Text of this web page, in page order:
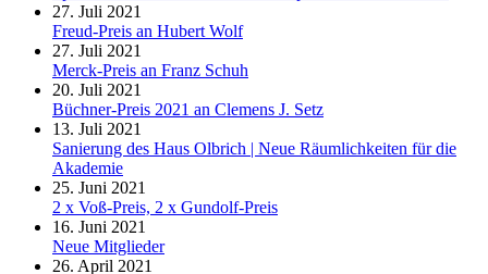
27. Juli 2021
Freud-Preis an Hubert Wolf
27. Juli 2021
Merck-Preis an Franz Schuh
20. Juli 2021
Büchner-Preis 2021 an Clemens J. Setz
13. Juli 2021
Sanierung des Haus Olbrich | Neue Räumlichkeiten für die
Akademie
25. Juni 2021
2 x Voß-Preis, 2 x Gundolf-Preis
16. Juni 2021
Neue Mitglieder
26. April 2021